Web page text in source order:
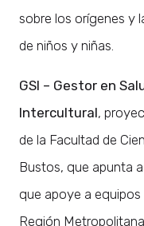
sobre los orígenes y
de niños y niñas.
GSI – Gestor en
Intercultural,
de la Facultad de
Bustos, que apunta
que apoye a
Región